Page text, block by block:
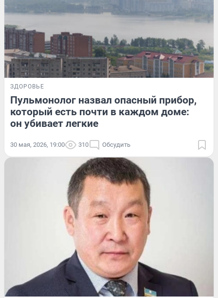
ЗДОРОВЬЕ
Пульмонолог назвал опасный прибор,
который есть почти в каждом доме:
он убивает легкие
30 мая, 2026, 19:00 310 Обсудить